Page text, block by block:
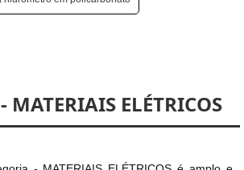
MATERIAIS ELÉTRICOS